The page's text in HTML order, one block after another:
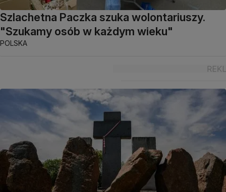
Szlachetna Paczka szuka wolontariuszy.
"Szukamy osób w każdym wieku"
POLSKA